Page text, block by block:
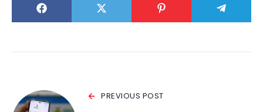
PREVIOUS POST